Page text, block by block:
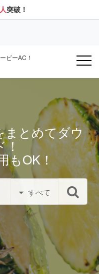
突破！
ビーAC！
まとめてダウ
もOK！
すべて